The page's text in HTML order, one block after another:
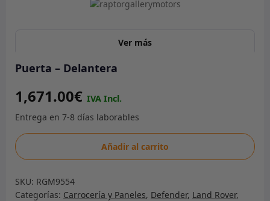
Ver más
Puerta – Delantera
1,671.00€
Puerta
-
cantidad
Añadir al carrito
SKU: RGM9554
Categorías: Carrocería y Paneles, Defender, Land Rover,